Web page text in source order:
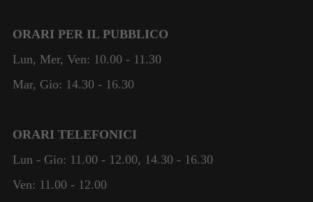
ORARI PER IL PUBBLICO
Lun, Mer, Ven: 10.00 - 11.30
Mar, Gio: 14.30 - 16.30
ORARI TELEFONICI
Lun - Gio: 11.00 - 12.00, 14.30 - 16.30
Ven: 11.00 - 12.00